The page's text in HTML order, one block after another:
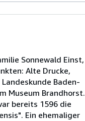
Sonnewald Einst,
Alte Drucke,
Baden-
Museum Brandhorst.
bereits 1596 die
Ein ehemaliger